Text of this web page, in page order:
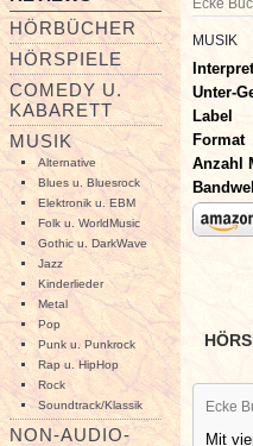
HÖRBÜCHER
HÖRSPIELE
COMEDY U.
KABARETT
MUSIK
Alternative
Blues u. Bluesrock
Elektronik u. EBM
Folk u. WorldMusic
Gothic u. DarkWave
Jazz
Kinderlieder
Metal
Pop
Punk u. Punkrock
Rap u. HipHop
Rock
Soundtrack/Klassik
NON-AUDIO-
Ecke
MUSIK
Unter-
Label
Format
Anzahl
Ecke
Mit